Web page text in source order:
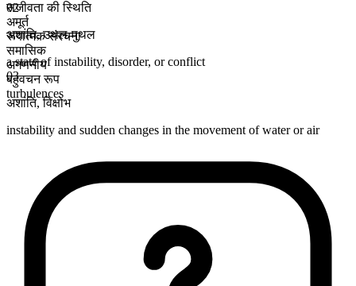
सजीवता की स्थिति
अमूर्त
रूपात्मक संरचना
समासिक
अगणनीय
बहुवचन रूप
turbulences
02
अशांति,उथल-पुथल
a state of instability, disorder, or conflict
03
अशांति,विक्षोभ
instability and sudden changes in the movement of water or air